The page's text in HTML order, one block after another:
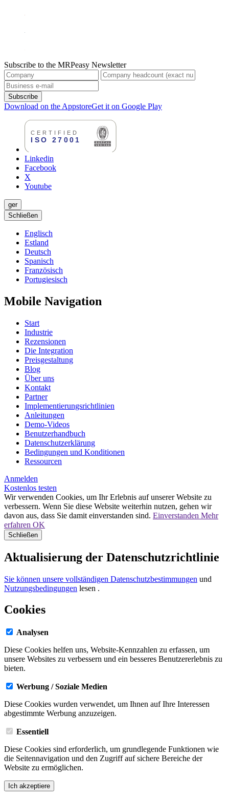
Subscribe to the MRPeasy Newsletter
Subscribe
Download on the AppstoreGet it on Google Play
Linkedin
Facebook
X
Youtube
ger
Schließen
Englisch
Estland
Deutsch
Spanisch
Französisch
Portugiesisch
Mobile Navigation
Start
Industrie
Rezensionen
Die Integration
Preisgestaltung
Blog
Über uns
Kontakt
Partner
Implementierungsrichtlinien
Anleitungen
Demo-Videos
Benutzerhandbuch
Datenschutzerklärung
Bedingungen und Konditionen
Ressourcen
Anmelden
Kostenlos testen
Wir verwenden Cookies, um Ihr Erlebnis auf unserer Website zu
verbessern. Wenn Sie diese Website weiterhin nutzen, gehen wir
davon aus, dass Sie damit einverstanden sind. Einverstanden Mehr
erfahren OK
Schließen
Aktualisierung der Datenschutzrichtlinie
Sie können unsere vollständigen Datenschutzbestimmungen und
Nutzungsbedingungen lesen .
Cookies
Analysen
Diese Cookies helfen uns, Website-Kennzahlen zu erfassen, um
unsere Websites zu verbessern und ein besseres Benutzererlebnis zu
bieten.
Werbung / Soziale Medien
Diese Cookies wurden verwendet, um Ihnen auf Ihre Interessen
abgestimmte Werbung anzuzeigen.
Essentiell
Diese Cookies sind erforderlich, um grundlegende Funktionen wie
die Seitennavigation und den Zugriff auf sichere Bereiche der
Website zu ermöglichen.
Ich akzeptiere